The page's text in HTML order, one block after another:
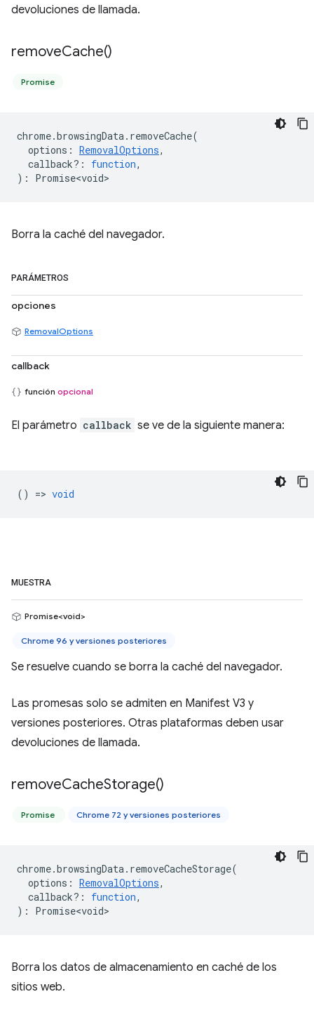
devoluciones de llamada.
removeCache()
Promise
chrome.browsingData. removeCache(
options : RemovalOptions,
callback? : function,
) : Promise<void>
Borra la caché del navegador.
PARÁMETROS
opciones
RemovalOptions
callback
función opcional
El parámetro callback se ve de la siguiente manera:
() => void
MUESTRA
Promise<void>
Chrome 96 y versiones posteriores
Se resuelve cuando se borra la caché del navegador.
Las promesas solo se admiten en Manifest V3 y
versiones posteriores. Otras plataformas deben usar
devoluciones de llamada.
removeCacheStorage()
Promise Chrome 72 y versiones posteriores
chrome.browsingData. removeCacheStorage(
options : RemovalOptions,
callback? : function,
) : Promise<void>
Borra los datos de almacenamiento en caché de los
sitios web.